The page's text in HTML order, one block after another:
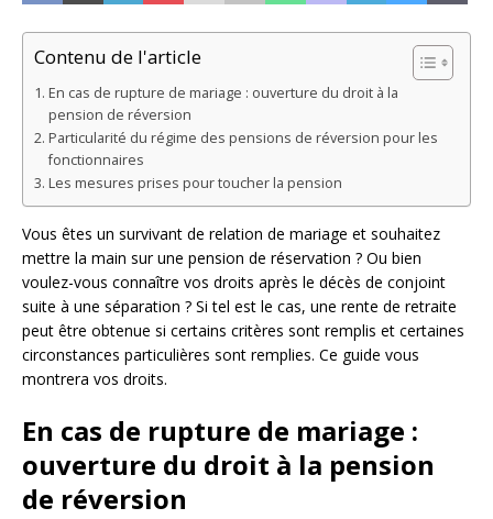
Contenu de l'article
En cas de rupture de mariage : ouverture du droit à la
pension de réversion
Particularité du régime des pensions de réversion pour les
fonctionnaires
Les mesures prises pour toucher la pension
Vous êtes un survivant de relation de mariage et souhaitez
mettre la main sur une pension de réservation ? Ou bien
voulez-vous connaître vos droits après le décès de conjoint
suite à une séparation ? Si tel est le cas, une rente de retraite
peut être obtenue si certains critères sont remplis et certaines
circonstances particulières sont remplies. Ce guide vous
montrera vos droits.
En cas de rupture de mariage :
ouverture du droit à la pension
de réversion